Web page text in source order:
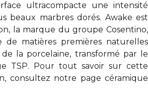
ultracompacte une intensité
beaux marbres dorés. Awake est
la marque du groupe Cosentino,
de matières premières naturelles
la porcelaine, transformé par le
TSP. Pour tout savoir sur cette
consultez notre page céramique